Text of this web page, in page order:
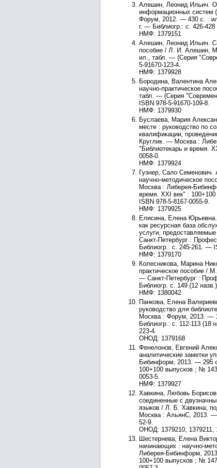
Алешин, Леонид Ильич.
информационных
Форум, 2012. — 430 с. :
г. — Библиогр.: с. 426-
НМФ: 1379151
Алешин, Леонид Ильич.
пособие / Л. И. Алешин,
ил., табл. — (Серия
5-91670-123-4.
НМФ: 1379928
Бородина, Валентина
научно-практическое
табл. — (Серия
ISBN 978-5-91670-109-8.
НМФ: 1379930
Буслаева, Мария
месте : руководство по
квалификации,
Круглик. — Москва :
"Библиотекарь и время.
0058-0.
НМФ: 1379924
Гузнер, Сало Семенович.
научно-методическое
Москва : Либерея-
время. XXI век" :
ISBN 978-5-8167-0055-9.
НМФ: 1379925
Елисина, Елена Юрьевна.
как ресурсная база
услуги,
Санкт-Петербург :
Библиогр.: с. 245-261. —
НМФ: 1379170
Колесникова, Марина
практическое пособие /
— Санкт-Петербург :
Библиогр. с. 149 (12
НМФ: 1380042
Панкова, Елена
руководство для
Москва : Форум, 2013. —
Библиогр.: с. 112-113 (18
223-4.
ОНОД: 1379168
Фенелонов, Евгений
аналитические заметки
Бибинформ, 2013. — 295
100+100 выпусков ; №
0053-5.
НМФ: 1379927
Хавкина, Любовь
соединенные с
языков / Л. Б. Хавкина;
Москва : АльянС, 2013.
52-9.
ОНОД: 1379210, 1379211,
Шестернева, Елена
начинающих : научно-
Либерея-Бибинформ,
100+100 выпусков ; №